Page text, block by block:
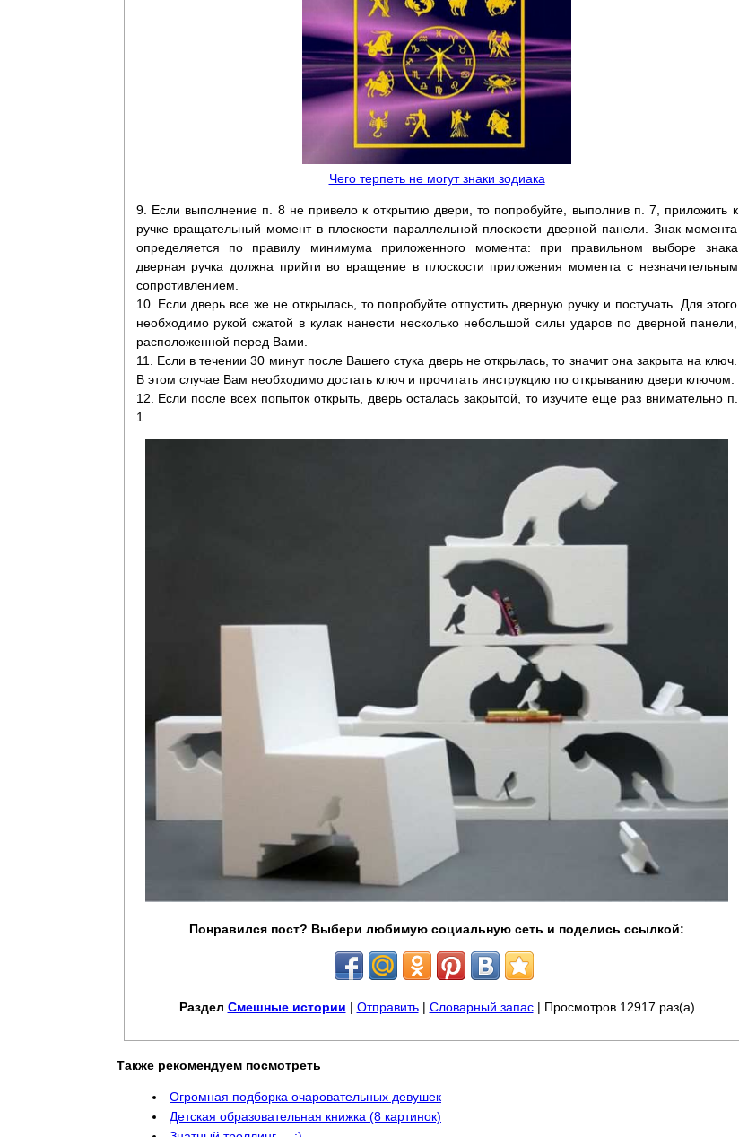
Чего терпеть не могут знаки зодиака
9. Если выполнение п. 8 не привело к открытию двери, то попробуйте, выполнив п. 7, приложить к
ручке вращательный момент в плоскости параллельной плоскости дверной панели. Знак момента
определяется по правилу минимума приложенного момента: при правильном выборе знака
дверная ручка должна прийти во вращение в плоскости приложения момента с незначительным
сопротивлением.
10. Если дверь все же не открылась, то попробуйте отпустить дверную ручку и постучать. Для этого
необходимо рукой сжатой в кулак нанести несколько небольшой силы ударов по дверной панели,
расположенной перед Вами.
11. Если в течении 30 минут после Вашего стука дверь не открылась, то значит она закрыта на ключ.
В этом случае Вам необходимо достать ключ и прочитать инструкцию по открыванию двери ключом.
12. Если после всех попыток открыть, дверь осталась закрытой, то изучите еще раз внимательно п.
1.
Понравился пост? Выбери любимую социальную сеть и поделись ссылкой:
Раздел Смешные истории | Отправить| Словарный запас| Просмотров 12917 раз(а)
Также рекомендуем посмотреть
Огромная подборка очаровательных девушек
Детская образовательная книжка (8 картинок)